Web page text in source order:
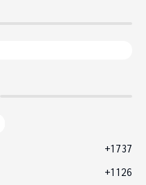
+1737
+1126